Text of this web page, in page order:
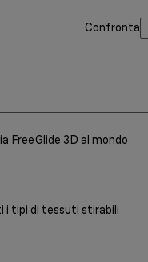
Confronta
FreeGlide 3D al mondo
i tipi di tessuti stirabili